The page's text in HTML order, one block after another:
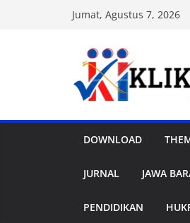
Jumat, Agustus 7, 2026
DOWNLOAD
JURNAL JAWA
PENDIDIKAN